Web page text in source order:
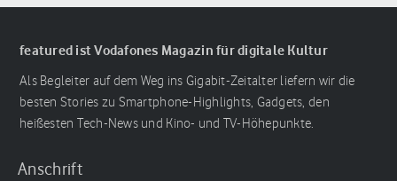
featured ist Vodafones Magazin für digitale Kultur
Als Begleiter auf dem Weg ins Gigabit-Zeitalter liefern wir die
besten Stories zu Smartphone-Highlights, Gadgets, den
heißesten Tech-News und Kino- und TV-Höhepunkte.
Anschrift